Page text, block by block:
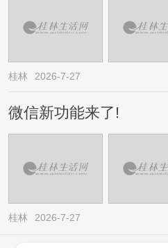
桂林 2026-7-27
微信新功能来了!
桂林 2026-7-27